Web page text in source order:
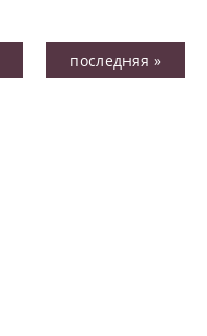
последняя »